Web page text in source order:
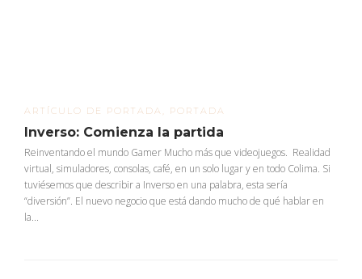
ARTÍCULO DE PORTADA PORTADA
Inverso: Comienza la partida
Reinventando el mundo Gamer Mucho más que videojuegos. Realidad
virtual, simuladores, consolas, café, en un solo lugar y en todo Colima. Si
tuviésemos que describir a Inverso en una palabra, esta sería
“diversión”. El nuevo negocio que está dando mucho de qué hablar en
la...